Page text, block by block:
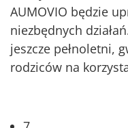
AUMOVIO będzie
niezbędnych
jeszcze pełnoletni,
rodziców na